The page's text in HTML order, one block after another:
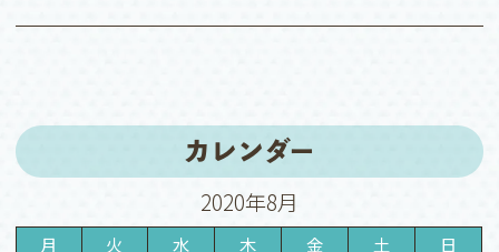
カレンダー
2020年8月
月 火 水 木 金 土 日